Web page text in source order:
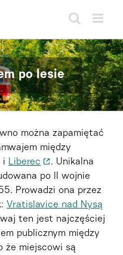
po lesie
można zapamiętać
między
i Liberec
. Unikalna
po II wojnie
Prowadzi ona przez
Vratislavice nad Nysą
ten jest najczęściej
publicznym między
że miejscowi są